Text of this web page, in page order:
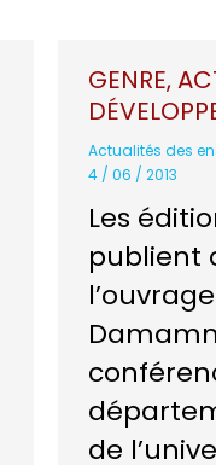
GENRE,
Actualités des
4 / 06 / 2013
Les
publient
de